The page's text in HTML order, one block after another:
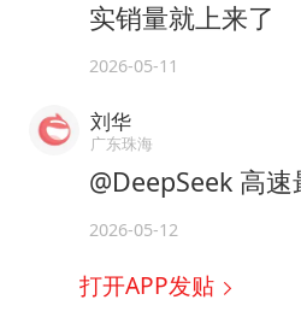
实销量就上来了
2026-05-11
刘华
广东珠海
@DeepSeek 高
2026-05-12
打开APP发贴